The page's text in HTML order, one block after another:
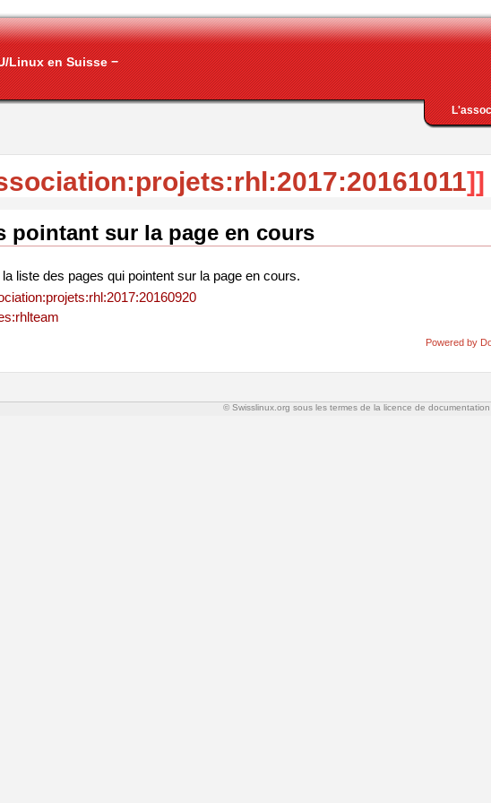
Linux en Suisse −
]]
pointant sur la page en cours
liste des pages qui pointent sur la page en cours.
Powered by
© Swisslinux.org sous les termes de la licence de documentation